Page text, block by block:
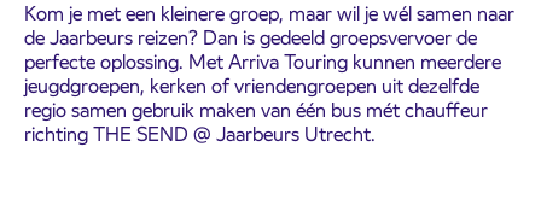
Kom je met een kleinere groep, maar wil je wél samen naar
de Jaarbeurs reizen? Dan is gedeeld groepsvervoer de
perfecte oplossing. Met Arriva Touring kunnen meerdere
jeugdgroepen, kerken of vriendengroepen uit dezelfde
regio samen gebruik maken van één bus mét chauffeur
richting THE SEND @ Jaarbeurs Utrecht.